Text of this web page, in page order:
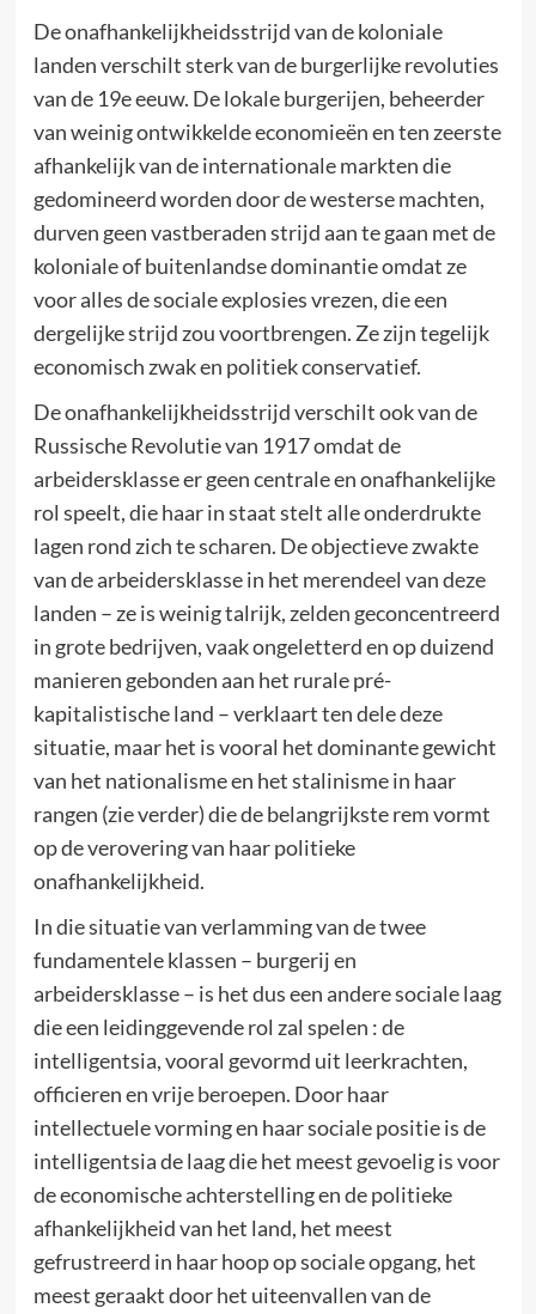
De onafhankelijkheidsstrijd van de koloniale
landen verschilt sterk van de burgerlijke revoluties
van de 19e eeuw. De lokale burgerijen, beheerder
van weinig ontwikkelde economieën en ten zeerste
afhankelijk van de internationale markten die
gedomineerd worden door de westerse machten,
durven geen vastberaden strijd aan te gaan met de
koloniale of buitenlandse dominantie omdat ze
voor alles de sociale explosies vrezen, die een
dergelijke strijd zou voortbrengen. Ze zijn tegelijk
economisch zwak en politiek conservatief.
De onafhankelijkheidsstrijd verschilt ook van de
Russische Revolutie van 1917 omdat de
arbeidersklasse er geen centrale en onafhankelijke
rol speelt, die haar in staat stelt alle onderdrukte
lagen rond zich te scharen. De objectieve zwakte
van de arbeidersklasse in het merendeel van deze
landen – ze is weinig talrijk, zelden geconcentreerd
in grote bedrijven, vaak ongeletterd en op duizend
manieren gebonden aan het rurale pré-
kapitalistische land – verklaart ten dele deze
situatie, maar het is vooral het dominante gewicht
van het nationalisme en het stalinisme in haar
rangen (zie verder) die de belangrijkste rem vormt
op de verovering van haar politieke
onafhankelijkheid.
In die situatie van verlamming van de twee
fundamentele klassen – burgerij en
arbeidersklasse – is het dus een andere sociale laag
die een leidinggevende rol zal spelen : de
intelligentsia, vooral gevormd uit leerkrachten,
officieren en vrije beroepen. Door haar
intellectuele vorming en haar sociale positie is de
intelligentsia de laag die het meest gevoelig is voor
de economische achterstelling en de politieke
afhankelijkheid van het land, het meest
gefrustreerd in haar hoop op sociale opgang, het
meest geraakt door het uiteenvallen van de